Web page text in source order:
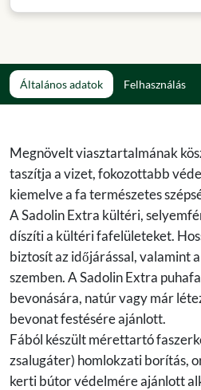
Általános adatok Felhasználás
Megnövelt viasztartalmának
taszítja a vizet, fokozottabb
kiemelve a fa természetes
A Sadolin Extra kültéri,
díszíti a kültéri fafelületeket.
biztosít az időjárással, valamint
szemben. A Sadolin Extra
bevonására, natúr vagy már
bevonat festésére ajánlott.
Fából készült mérettartó
zsalugáter) homlokzati borítás,
kerti bútor védelmére ajánlott